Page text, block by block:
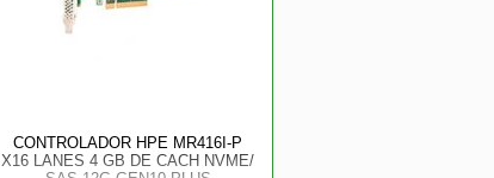
CONTROLADOR HPE MR416I-P
X16 LANES 4 GB DE CACH NVME/